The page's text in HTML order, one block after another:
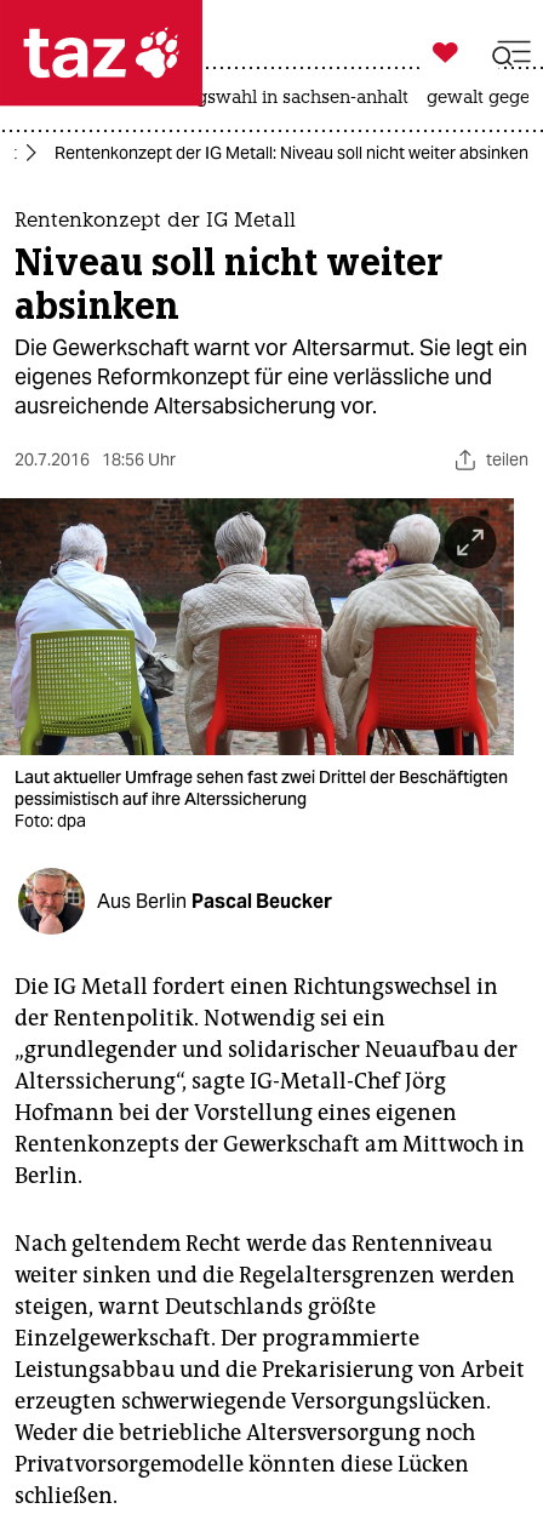
 taz zahl ich
taz zahl ich
themen
politik
öko
gesellschaft
sport
berlin
nord
wahrheit
verlag
verlag
veranstaltungen
fragen & hilfe
abo
genossenschaft
epaper login

taz zahl ich
landtagswahl in sachsen-anhalt gewalt
Rentenkonzept der IG Metall: Niveau soll nicht weiter absinken
Rentenkonzept der IG Metall
Niveau soll nicht weiter
absinken
Die Gewerkschaft warnt vor Altersarmut. Sie legt ein
eigenes Reformkonzept für eine verlässliche und
ausreichende Altersabsicherung vor.
20.7.2016 18:56 Uhr teilen
Laut aktueller Umfrage sehen fast zwei Drittel der Beschäftigten
pessimistisch auf ihre Alterssicherung
Foto: dpa
Aus Berlin Pascal Beucker
Die IG Metall fordert einen Richtungswechsel in
der Rentenpolitik. Notwendig sei ein
„grundlegender und solidarischer Neuaufbau der
Alterssicherung“, sagte IG-Metall-Chef Jörg
Hofmann bei der Vorstellung eines eigenen
Rentenkonzepts der Gewerkschaft am Mittwoch in
Berlin.
Nach geltendem Recht werde das Rentenniveau
weiter sinken und die Regelaltersgrenzen werden
steigen, warnt Deutschlands größte
Einzelgewerkschaft. Der programmierte
Leistungsabbau und die Prekarisierung von Arbeit
erzeugten schwerwiegende Versorgungslücken.
Weder die betriebliche Altersversorgung noch
Privatvorsorgemodelle könnten diese Lücken
schließen.